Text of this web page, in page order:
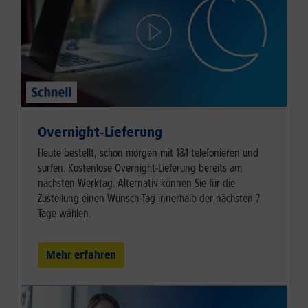
Overnight-Lieferung
Heute bestellt, schon morgen mit 1&1 telefonieren und
surfen. Kostenlose Overnight-Lieferung bereits am
nächsten Werktag. Alternativ können Sie für die
Zustellung einen Wunsch-Tag innerhalb der nächsten 7
Tage wählen.
Mehr erfahren